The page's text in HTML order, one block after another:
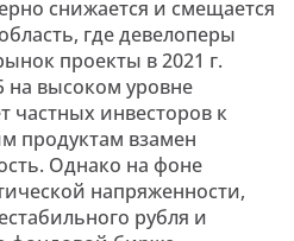
снижается и смещается
где девелоперы
проекты в 2021 г.
на высоком уровне
частных инвесторов к
продуктам взамен
Однако на фоне
напряженности,
рубля и